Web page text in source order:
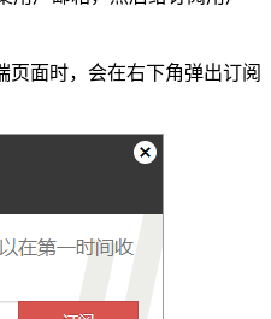
面时，会在右下角弹出订阅